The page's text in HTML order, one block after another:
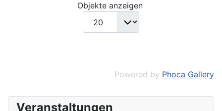
Objekte anzeigen
Powered by Phoca Gallery
Veranstaltungen